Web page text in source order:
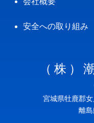
安全への取り組み
（株）
宮城県牡鹿郡
離